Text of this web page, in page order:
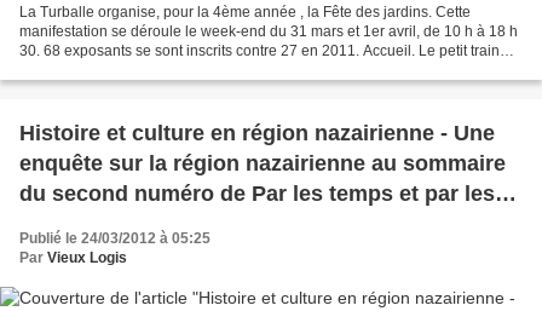
La Turballe organise, pour la 4ème année , la Fête des jardins. Cette
manifestation se déroule le week-end du 31 mars et 1er avril, de 10 h à 18 h
30. 68 exposants se sont inscrits contre 27 en 2011. Accueil. Le petit train
Histoire et culture en région nazairienne - Une
enquête sur la région nazairienne au sommaire
du second numéro de Par les temps et par les
rêves
Publié le 24/03/2012 à 05:25
Par Vieux Logis